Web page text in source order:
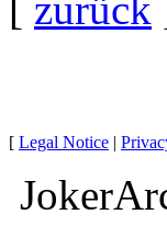
[ Legal Notice |